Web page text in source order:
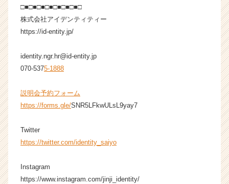
ア
e
r
r）
□■□■□■□■□■□■□■□
株式会社アイデンティティー
https://id-entity.jp/
identity.ngr.hr@id-entity.jp
070-5375-1888
説明会予約フォーム
https://forms.gle/SNR5LFkwULsL9yay7
Twitter
https://twitter.com/identity_saiyo
Instagram
https://www.instagram.com/jinji_identity/